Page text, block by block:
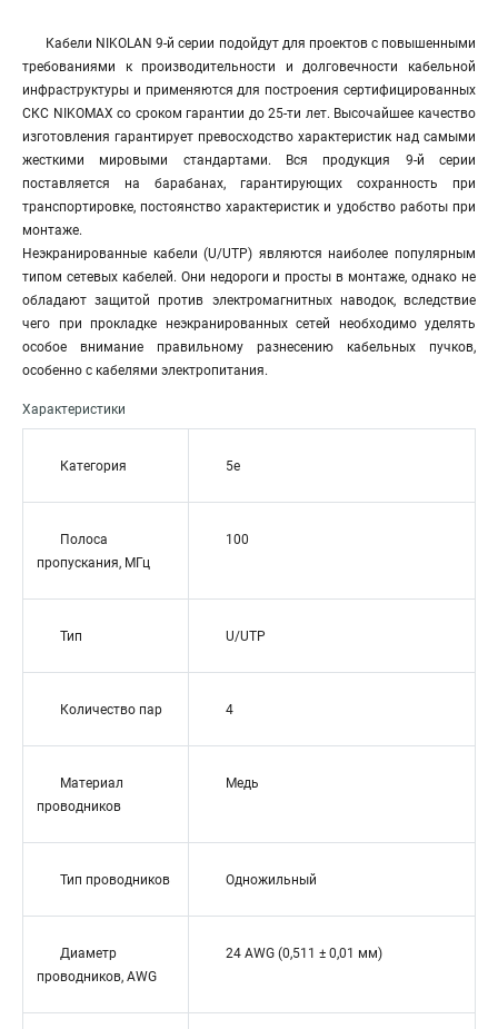
Кабели NIKOLAN 9-й серии подойдут для проектов с повышенными
требованиями к производительности и долговечности кабельной
инфраструктуры и применяются для построения сертифицированных
СКС NIKOMAX со сроком гарантии до 25-ти лет. Высочайшее качество
изготовления гарантирует превосходство характеристик над самыми
жесткими мировыми стандартами. Вся продукция 9-й серии
поставляется на барабанах, гарантирующих сохранность при
транспортировке, постоянство характеристик и удобство работы при
монтаже.
Неэкранированные кабели (U/UTP) являются наиболее популярным
типом сетевых кабелей. Они недороги и просты в монтаже, однако не
обладают защитой против электромагнитных наводок, вследствие
чего при прокладке неэкранированных сетей необходимо уделять
особое внимание правильному разнесению кабельных пучков,
особенно с кабелями электропитания.
Характеристики
Категория 5e
Полоса
пропускания, МГц
100
Тип U/UTP
Количество пар 4
Материал
проводников
Медь
Тип проводников Одножильный
Диаметр
проводников, AWG
24 AWG (0,511 ± 0,01 мм)